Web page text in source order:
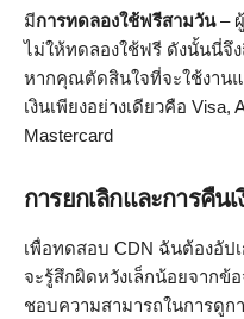
มีการทดลองใช้ฟรีสามวัน–
ไม่ให้ทดลองใช้ฟรี ดังนั้นนี่จึ
หากคุณตัดสินใจที่จะใช้งานแ
เงินเพียงอย่างเดียวคือ Visa,
Mastercard
การยกเลิกและการคืนเ
เพื่อทดสอบ CDN ฉันต้องอัป
จะรู้สึกผิดหวังเล็กน้อยจากข้
ชอบความสามารถในการดูก